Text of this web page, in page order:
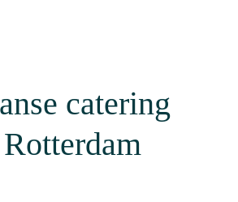
catering